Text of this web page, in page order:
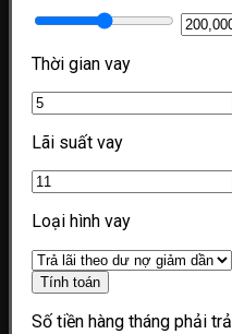
Thời gian vay
Lãi suất vay
Loại hình vay
Tính toán
Số tiền hàng tháng phải trả